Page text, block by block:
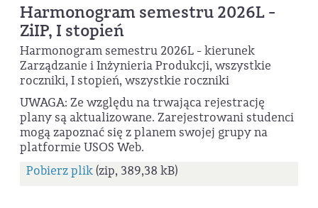
Harmonogram semestru 2026L -
ZiIP, I stopień
Harmonogram semestru 2026L - kierunek
Zarządzanie i Inżynieria Produkcji, wszystkie
roczniki, I stopień, wszystkie roczniki
UWAGA: Ze względu na trwająca rejestrację
plany są aktualizowane. Zarejestrowani studenci
mogą zapoznać się z planem swojej grupy na
platformie USOS Web.
Pobierz plik(zip, 389,38 kB)